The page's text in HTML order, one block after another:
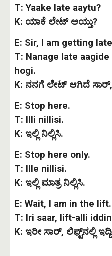
T: Yaake late aaytu?
K: ಯಾಕೆ ಲೇಟ್ ಆಯ್ತು?
E: Sir, I am getting
T: Nanage late aagide
hogi.
K: ನನಗೆ ಲೇಟ್ ಆಗಿದೆ ಸಾರ್,
E: Stop here.
T: Illi nillisi.
K: ಇಲ್ಲಿ ನಿಲ್ಲಿಸಿ.
E: Stop here only.
T: Ille nillisi.
K: ಇಲ್ಲಿ ಮಾತ್ರ ನಿಲ್ಲಿಸಿ.
E: Wait, I am in the lift.
T: Iri saar, lift-alli
K: ಇರೀ ಸಾರ್, ಲಿಫ್ಟ್‌ನಲ್ಲಿ